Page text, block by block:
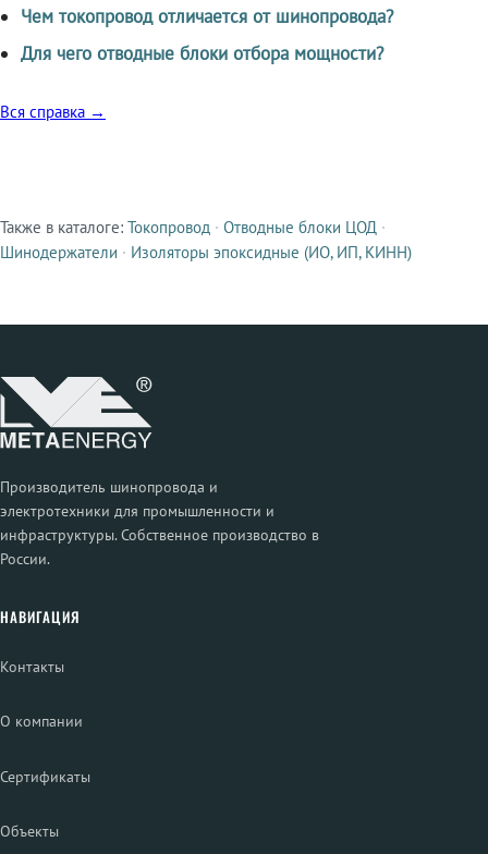
Чем токопровод отличается от шинопровода?
Для чего отводные блоки отбора мощности?
Вся справка →
Смежные продукты
Также в каталоге: Токопровод · Отводные блоки ЦОД ·
Шинодержатели · Изоляторы эпоксидные (ИО, ИП, КИНН)
Производитель шинопровода и
электротехники для промышленности и
инфраструктуры. Собственное производство в
России.
НАВИГАЦИЯ
Контакты
О компании
Сертификаты
Объекты